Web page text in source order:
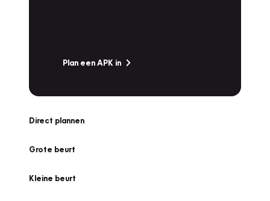
Plan een APK in
Direct plannen
Grote beurt
Kleine beurt